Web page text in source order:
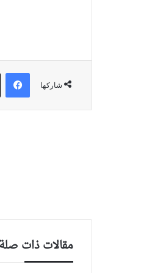
شاركها
مقالات ذات صلة